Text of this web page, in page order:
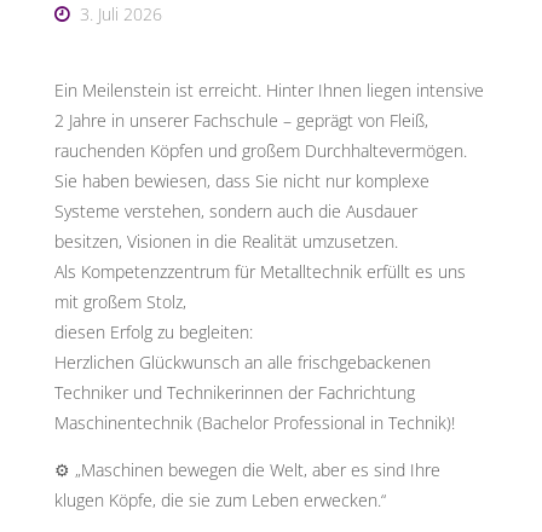
AS
CH
IN
EN
BA
Hamburg
3. Juli 2026
Ein Meilenstein ist erreicht. Hinter Ihnen liegen intensive
2 Jahre in unserer Fachschule – geprägt von Fleiß,
rauchenden Köpfen und großem Durchhaltevermögen.
Sie haben bewiesen, dass Sie nicht nur komplexe
Systeme verstehen, sondern auch die Ausdauer
besitzen, Visionen in die Realität umzusetzen.
Als Kompetenzzentrum für Metalltechnik erfüllt es uns
mit großem Stolz,
diesen Erfolg zu begleiten:
Herzlichen Glückwunsch an alle frischgebackenen
Techniker und Technikerinnen der Fachrichtung
Maschinentechnik (Bachelor Professional in Technik)!
⚙️ „Maschinen bewegen die Welt, aber es sind Ihre
klugen Köpfe, die sie zum Leben erwecken.“